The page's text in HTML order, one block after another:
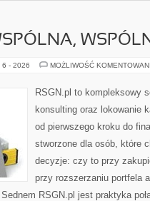
6 - 2026 MOŻLIWOŚĆ
RSGN.pl to kompleksowy
konsulting oraz lokowanie
od pierwszego kroku do
stworzone dla osób, które
decyzje: czy to przy
przy rozszerzaniu portfela
RSGN.pl jest praktyka